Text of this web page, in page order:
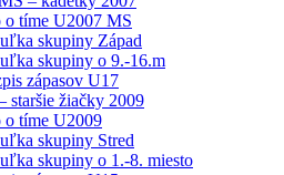
o tíme U2007 MS
skupiny Západ
skupiny o 9.-16.m
zápasov U17
staršie žiačky 2009
o tíme U2009
skupiny Stred
skupiny o 1.-8. miesto